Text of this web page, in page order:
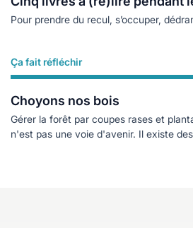
Pour prendre du recul, s’occuper,
Ça fait réfléchir
Choyons nos bois
Gérer la forêt par coupes rases et
n'est pas une voie d'avenir. Il existe
Lire plus